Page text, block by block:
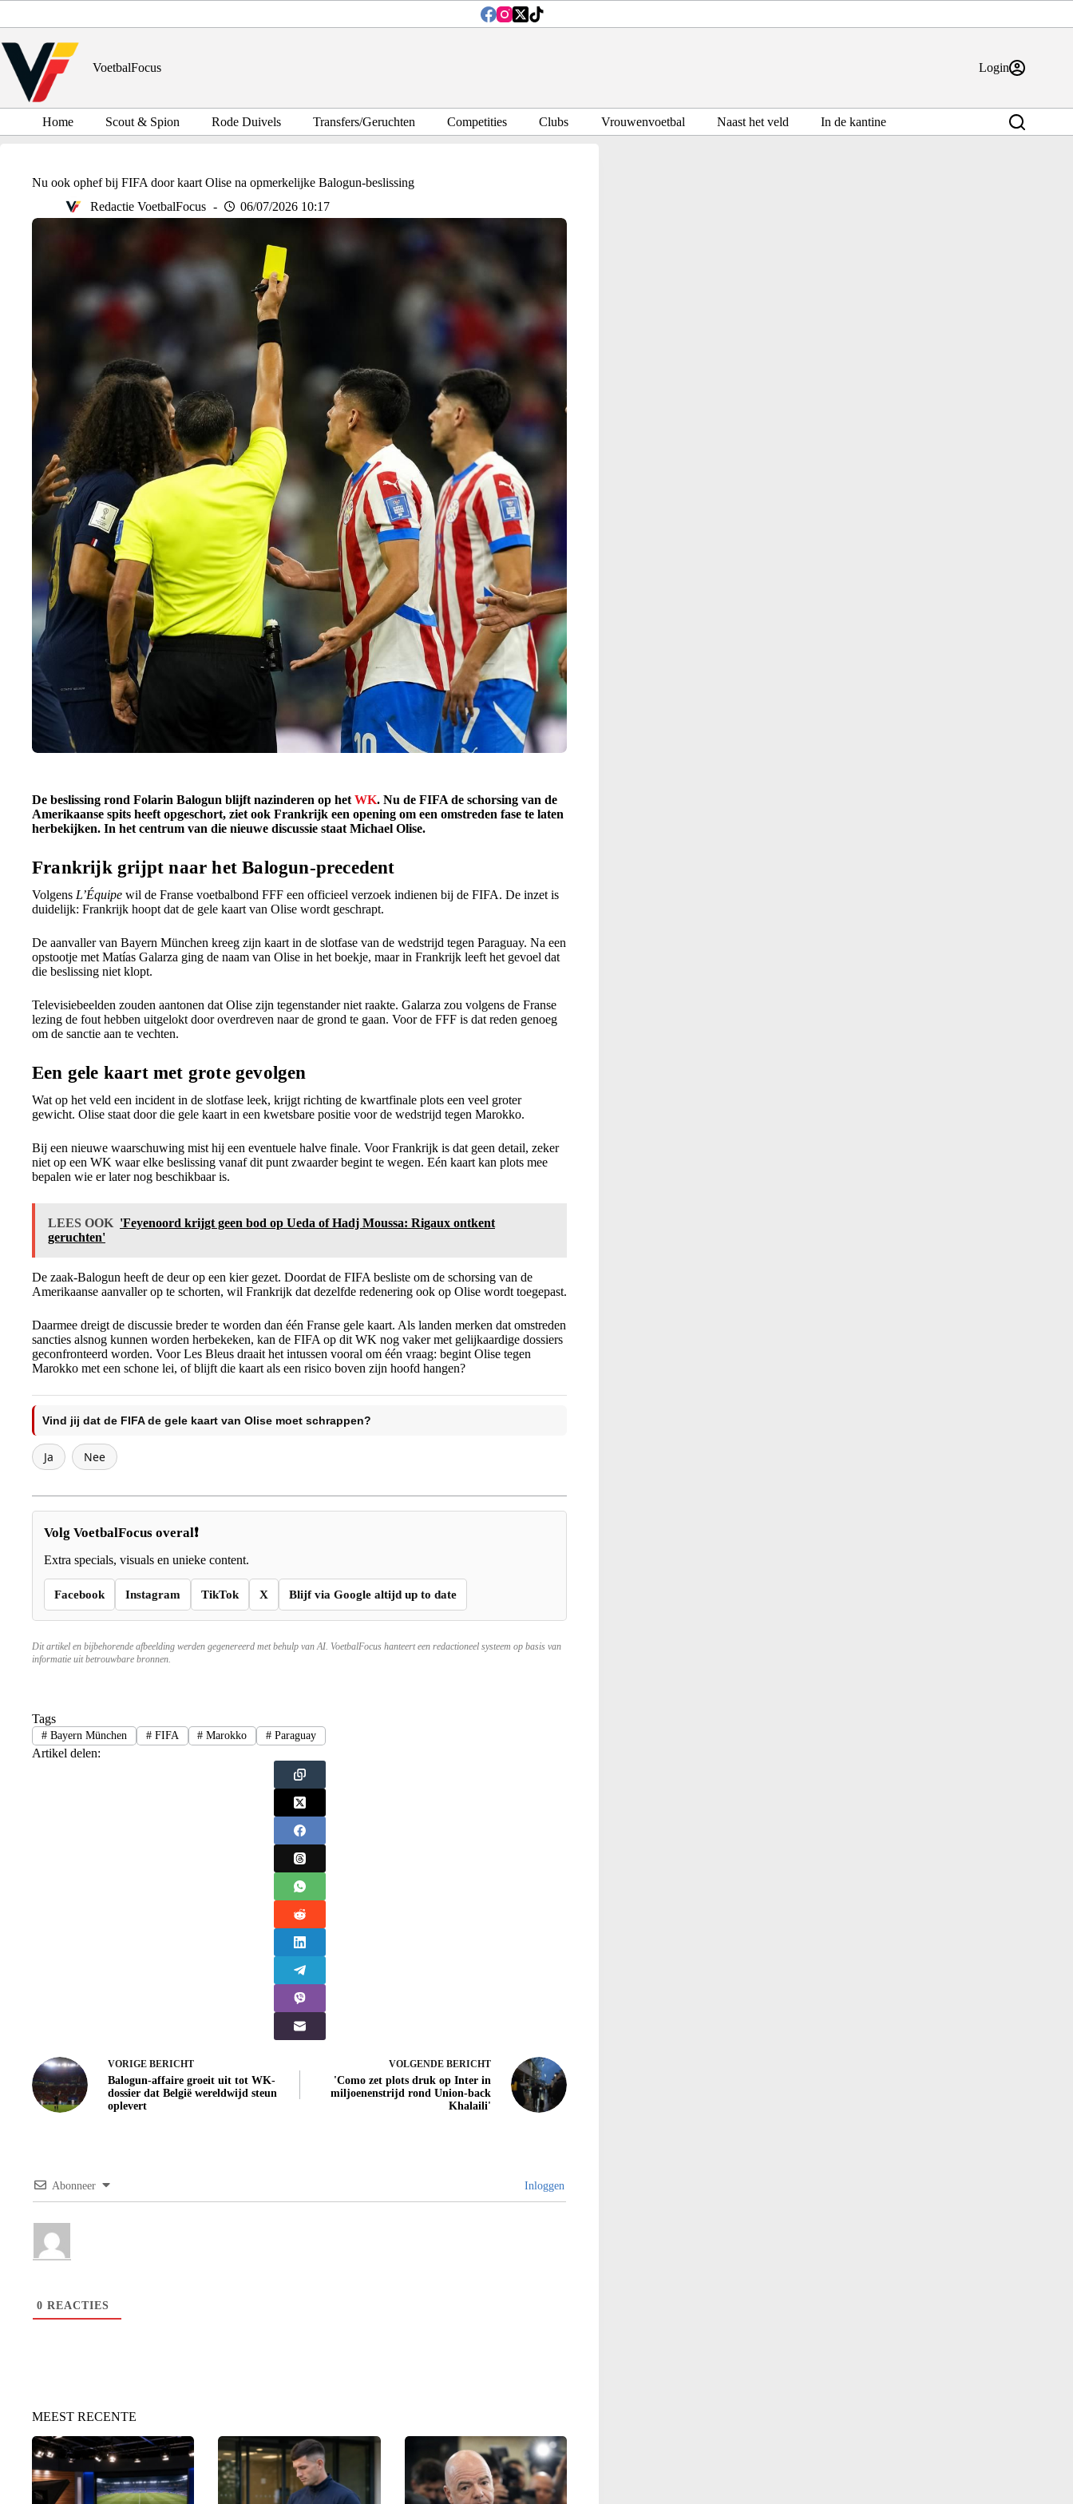
inhoud
VoetbalFocus
Login
Home Scout & Spion Rode Duivels Transfers/Geruchten Competities Clubs Vrouwenvoetbal Naast het veld In de kantine
Nu ook ophef bij FIFA door kaart Olise na opmerkelijke Balogun-beslissing
Redactie VoetbalFocus
06/07/2026 10:17
De beslissing rond Folarin Balogun blijft nazinderen op het WK. Nu de FIFA de schorsing van de
Amerikaanse spits heeft opgeschort, ziet ook Frankrijk een opening om een omstreden fase te laten
herbekijken. In het centrum van die nieuwe discussie staat Michael Olise.
Frankrijk grijpt naar het Balogun-precedent
Volgens L’Équipe wil de Franse voetbalbond FFF een officieel verzoek indienen bij de FIFA. De inzet is
duidelijk: Frankrijk hoopt dat de gele kaart van Olise wordt geschrapt.
De aanvaller van Bayern München kreeg zijn kaart in de slotfase van de wedstrijd tegen Paraguay. Na een
opstootje met Matías Galarza ging de naam van Olise in het boekje, maar in Frankrijk leeft het gevoel dat
die beslissing niet klopt.
Televisiebeelden zouden aantonen dat Olise zijn tegenstander niet raakte. Galarza zou volgens de Franse
lezing de fout hebben uitgelokt door overdreven naar de grond te gaan. Voor de FFF is dat reden genoeg
om de sanctie aan te vechten.
Een gele kaart met grote gevolgen
Wat op het veld een incident in de slotfase leek, krijgt richting de kwartfinale plots een veel groter
gewicht. Olise staat door die gele kaart in een kwetsbare positie voor de wedstrijd tegen Marokko.
Bij een nieuwe waarschuwing mist hij een eventuele halve finale. Voor Frankrijk is dat geen detail, zeker
niet op een WK waar elke beslissing vanaf dit punt zwaarder begint te wegen. Eén kaart kan plots mee
bepalen wie er later nog beschikbaar is.
LEES OOK 'Feyenoord krijgt geen bod op Ueda of Hadj Moussa: Rigaux ontkent
geruchten'
De zaak-Balogun heeft de deur op een kier gezet. Doordat de FIFA besliste om de schorsing van de
Amerikaanse aanvaller op te schorten, wil Frankrijk dat dezelfde redenering ook op Olise wordt toegepast.
Daarmee dreigt de discussie breder te worden dan één Franse gele kaart. Als landen merken dat omstreden
sancties alsnog kunnen worden herbekeken, kan de FIFA op dit WK nog vaker met gelijkaardige dossiers
geconfronteerd worden. Voor Les Bleus draait het intussen vooral om één vraag: begint Olise tegen
Marokko met een schone lei, of blijft die kaart als een risico boven zijn hoofd hangen?
Vind jij dat de FIFA de gele kaart van Olise moet schrappen?
Ja Nee
Volg VoetbalFocus overal❗
Extra specials, visuals en unieke content.
Facebook Instagram TikTok X Blijf via Google altijd up to date
Dit artikel en bijbehorende afbeelding werden gegenereerd met behulp van AI. VoetbalFocus hanteert een redactioneel systeem op basis van
informatie uit betrouwbare bronnen.
Tags
#Bayern München #FIFA # Marokko # Paraguay
Artikel delen:
VORIGE BERICHT
Balogun-affaire groeit uit tot WK-
dossier dat België wereldwijd steun
oplevert
VOLGENDE BERICHT
'Como zet plots druk op Inter in
miljoenenstrijd rond Union-back
Khalaili'
Abonneer Inloggen
0 REACTIES
MEEST RECENTE